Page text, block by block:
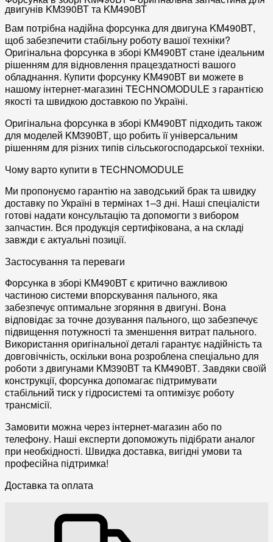
двигунів KM390ВТ та KM490ВТ
Вам потрібна надійна форсунка для двигуна KM490ВТ,
щоб забезпечити стабільну роботу вашої техніки?
Оригінальнафорсунка в зборі KM490ВТстане ідеальним
рішенням для відновлення працездатності вашого
обладнання. Купити форсунку KM490ВТ ви можете в
нашому інтернет-магазині TECHNOMODULE з гарантією
якості та швидкою доставкою по Україні.
Оригінальнафорсунка в зборі KM490ВТ підходить також
для моделей KM390ВТ, що робить її універсальним
рішенням для різних типів сільськогосподарської техніки.
Чому варто купити в TECHNOMODULE
Ми пропонуємо гарантію на заводський брак та швидку
доставку по Україні в термінах 1–3 дні. Наші спеціалісти
готові надати консультацію та допомогти з вибором
запчастин. Вся продукція сертифікована, а на складі
завжди є актуальні позиції.
Застосування та переваги
Форсунка в зборі KM490ВТє критично важливою
частиноюсистеми впорскування пального, яка
забезпечує оптимальне згоряння в двигуні. Вона
відповідає за точне дозування пального, що забезпечує
підвищення потужності та зменшення витрат пального.
Використання оригінальної деталі гарантує надійність та
довговічність, оскільки вона розроблена спеціально для
роботи з двигунами KM390ВТ та KM490ВТ. Завдяки своїй
конструкції, форсунка допомагає підтримувати
стабільний тиск у гідросистемі та оптимізує роботу
трансмісії.
Замовити можна через інтернет-магазин або по
телефону. Наші експерти допоможуть підібрати аналог
при необхідності. Швидка доставка, вигідні умови та
професійна підтримка!
Доставка та оплата